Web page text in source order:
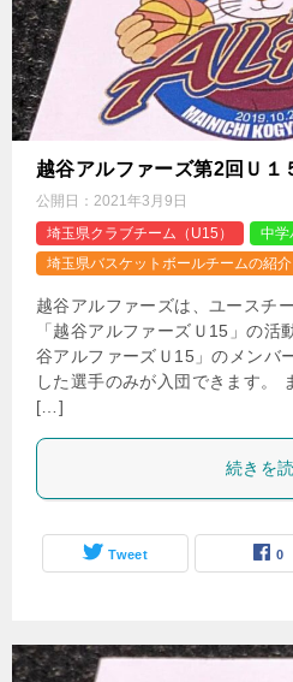
越谷アルファーズ第2回Ｕ１
公開日： 2021年3月9日
埼玉県クラブチーム（U15）
中学
埼玉県バスケットボールチームの紹介
越谷アルファーズは、ユースチ
「越谷アルファーズＵ15」の活
谷アルファーズＵ15」のメンバ
した選手のみが入団できます。
[…]
続きを
Tweet 0